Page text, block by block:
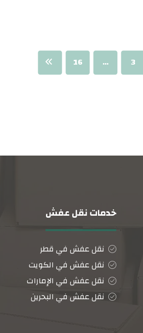
3
…
16
خدمات نقل عفش
نقل عفش في قطر
نقل عفش في الكويت
نقل عفش في الإمارات
نقل عفش في البحرين